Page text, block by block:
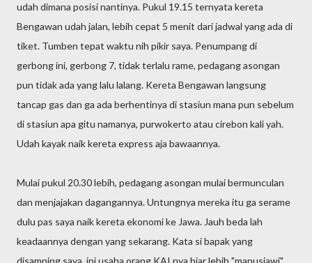
udah dimana posisi nantinya. Pukul 19.15 ternyata kereta
Bengawan udah jalan, lebih cepat 5 menit dari jadwal yang ada di
tiket. Tumben tepat waktu nih pikir saya. Penumpang di
gerbong ini, gerbong 7, tidak terlalu rame, pedagang asongan
pun tidak ada yang lalu lalang. Kereta Bengawan langsung
tancap gas dan ga ada berhentinya di stasiun mana pun sebelum
di stasiun apa gitu namanya, purwokerto atau cirebon kali yah.
Udah kayak naik kereta express aja bawaannya.
Mulai pukul 20.30 lebih, pedagang asongan mulai bermunculan
dan menjajakan dagangannya. Untungnya mereka itu ga serame
dulu pas saya naik kereta ekonomi ke Jawa. Jauh beda lah
keadaannya dengan yang sekarang. Kata si bapak yang
disamping saya, ini usaha orang KAI nya biar lebih "manusiawi"